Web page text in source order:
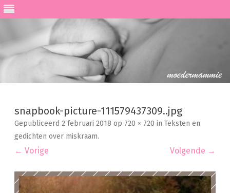
de
inhoud
snapbook-picture-111579437309..jpg
Gepubliceerd 2 februari 2018 op 720 × 720 in Teksten en
gedichten over miskraam.
← Vorige Volgende →